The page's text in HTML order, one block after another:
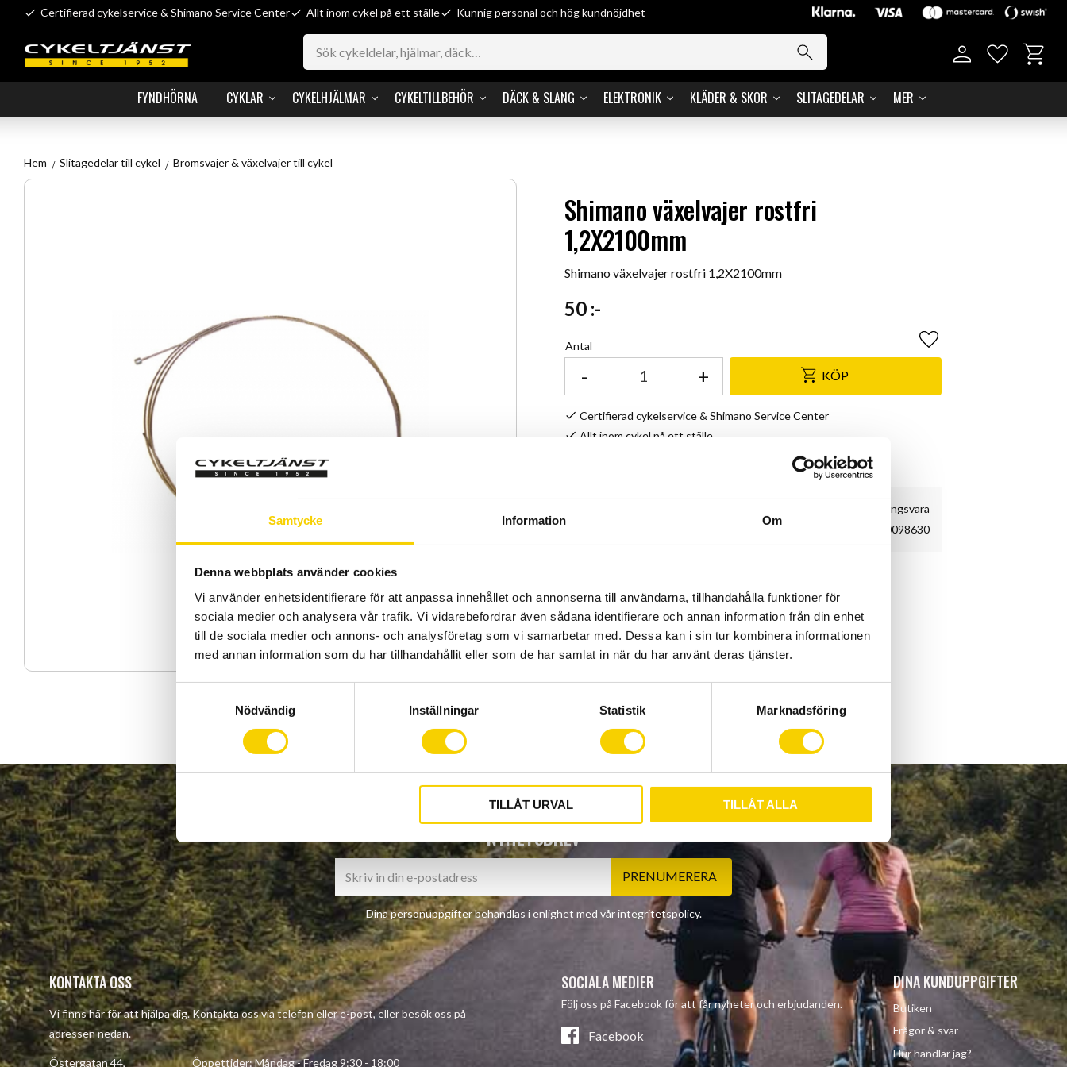
Samtycke Information Om
Denna webbplats använder cookies
Vi använder enhetsidentifierare för att anpassa innehållet och annonserna till användarna, tillhandahålla funktioner för
sociala medier och analysera vår trafik. Vi vidarebefordrar även sådana identifierare och annan information från din enhet
till de sociala medier och annons- och analysföretag som vi samarbetar med. Dessa kan i sin tur kombinera informationen
med annan information som du har tillhandahållit eller som de har samlat in när du har använt deras tjänster.
y
c
k
e
s
v
a
l
Nödvändig Inställningar Statistik Marknadsföring
TILLÅT URVAL TILLÅT ALLA
Certifierad cykelservice & Shimano Service Center Allt inom cykel på ett ställe Kunnig personal och hög kundnöjdhet
FYNDHÖRNA CYKLAR CYKELHJÄLMAR CYKELTILLBEHÖR DÄCK & SLANG ELEKTRONIK KLÄDER & SKOR SLITAGEDELAR MER
Favoriter
Hem Slitagedelar till cykel Bromsvajer & växelvajer till cykel
Shimano växelvajer rostfri
1,2X2100mm
Shimano växelvajer rostfri 1,2X2100mm
50:-
Antal
+
- KÖP
Lägg till i favoriter
Certifierad cykelservice & Shimano Service Center
Allt inom cykel på ett ställe
Beställningsvara
Y60098630
NYHETSBREV
PRENUMERERA
Dina personuppgifter behandlas i enlighet med vårintegritetspolicy.
KONTAKTA OSS
Vi finns här för att hjälpa dig. Kontakta oss via telefon eller e-post, eller besök oss på
adressen nedan.
Östergatan 44, Öppettider: Måndag - Fredag 9:30 - 18:00
SOCIALA MEDIER
Följ oss på Facebook för att får nyheter och erbjudanden.
Facebook
DINA KUNDUPPGIFTER
Butiken
Frågor & svar
Hur handlar jag?